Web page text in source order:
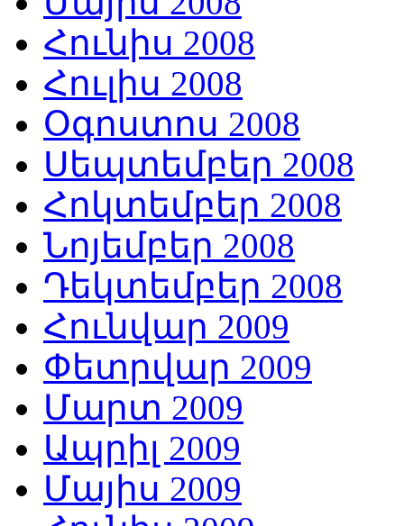
Հունիս 2008
Հուլիս 2008
Օգոստոս 2008
Սեպտեմբեր 2008
Հոկտեմբեր 2008
Նոյեմբեր 2008
Դեկտեմբեր 2008
Հունվար 2009
Փետրվար 2009
Մարտ 2009
Ապրիլ 2009
Մայիս 2009